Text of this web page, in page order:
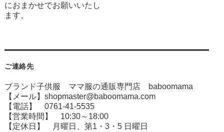
におまかせでお願いいたし
ます。
ご連絡先
ブランド子供服 ママ服の通販専門店 baboomama
【メール】shopmaster@baboomama.com
【電話】 0761-41-5535
【営業時間】 10:30～18:00
【定休日】 月曜日、第1・3・5 日曜日